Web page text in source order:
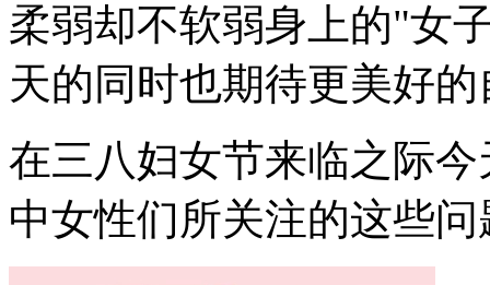
柔弱却不软弱身上的"女
天的同时也期待更美好的
在三八妇女节来临之际
中女性们所关注的这些问